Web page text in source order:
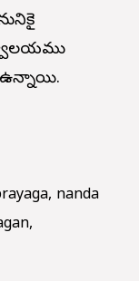
ఉన్నాయి.
nanda